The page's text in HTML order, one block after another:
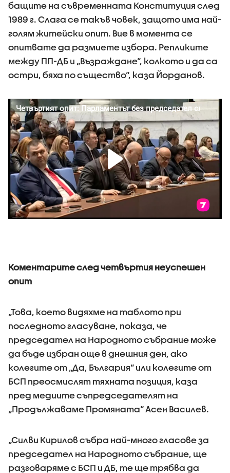
бащите на съвременната Конституция след
1989 г. Слага се такъв човек, защото има най-
голям житейски опит. Вие в момента се
опитвате да размиете избора. Репликите
между ПП-ДБ и „Възраждане“, колкото и да са
остри, бяха по същество“, каза Йорданов.
Коментарите след четвъртия неуспешен
опит
„Това, което видяхме на таблото при
последното гласуване, показа, че
председател на Народното събрание може
да бъде избран още в днешния ден, ако
колегите от „Да, България“ или колегите от
БСП преосмислят тяхната позиция, каза
пред медиите съпредседателят на
„Продължаваме Промяната“ Асен Василев.
„Силви Кирилов събра най-много гласове за
председател на Народното събрание, ще
разговаряме с БСП и ДБ, те ще трябва да